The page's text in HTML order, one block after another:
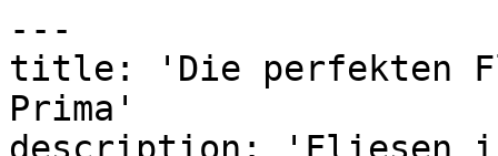
---
title: 'Die perfekten
Prima'